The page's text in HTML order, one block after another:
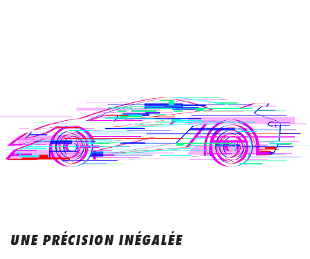
UNE PRÉCISION INÉGALÉE